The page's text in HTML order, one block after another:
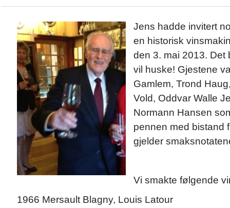
Jens hadde invitert
en historisk
den 3. mai 2013. Det
vil huske! Gjestene
Gamlem, Trond
Vold, Oddvar Walle
Normann Hansen
pennen med bistand
gjelder
Vi smakte følgende
1966 Mersault Blagny, Louis Latour